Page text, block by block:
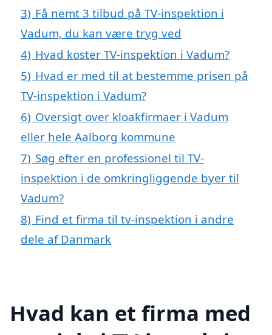
3) Få nemt 3 tilbud på TV-inspektion i
Vadum, du kan være tryg ved
4) Hvad koster TV-inspektion i Vadum?
5) Hvad er med til at bestemme prisen på
TV-inspektion i Vadum?
6) Oversigt over kloakfirmaer i Vadum
eller hele Aalborg kommune
7) Søg efter en professionel til TV-
inspektion i de omkringliggende byer til
Vadum?
8) Find et firma til tv-inspektion i andre
dele af Danmark
Hvad kan et firma med